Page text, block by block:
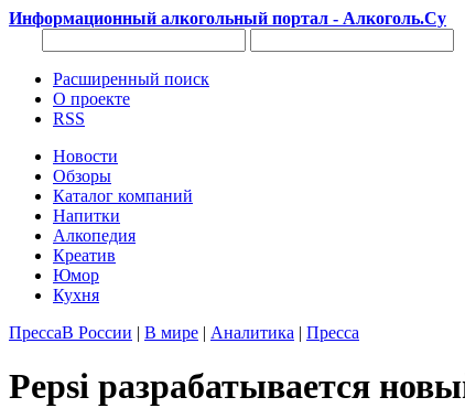
Информационный алкогольный портал - Алкоголь.Су
Расширенный поиск
О проекте
RSS
Новости
Обзоры
Каталог компаний
Напитки
Алкопедия
Креатив
Юмор
Кухня
ПрессаВ России | В мире | Аналитика | Пресса
Pepsi разрабатывается